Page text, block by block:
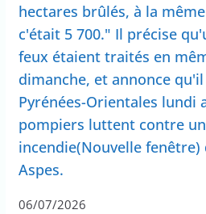
hectares brûlés, à la
c'était 5 700." Il précise
feux étaient traités en
dimanche, et annonce
Pyrénées-Orientales lundi
pompiers luttent contre
incendie(Nouvelle fenêtre)
Aspes.
06/07/2026